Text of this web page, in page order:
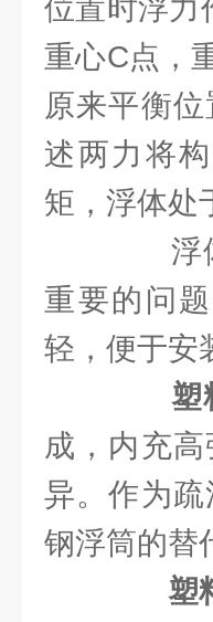
位置时浮力
重心C点，
原来平衡
述两力将
矩，浮体处
浮体
重要的问
轻，便于安
塑
成，内充
异。作为
钢浮筒的替
塑